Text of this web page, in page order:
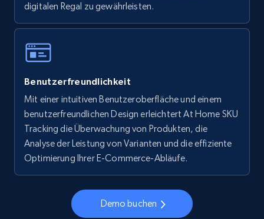
5.6K+ 875+ Jetzt anfangen
specific keywords
URL, Final price, Sku, Currency, Gtin,
Specifications, Image urls, Top reviews, and
more.
5.6K+ 875+ Jetzt anfangen
digitalen Regal zu gewährleisten.
Benutzerfreundlichkeit
Mit einer intuitiven Benutzeroberfläche und einem
benutzerfreundlichen Design erleichtert At Home SKU
Tracking die Überwachung von Produkten, die
Analyse der Leistung von Varianten und die effiziente
Optimierung Ihrer E-Commerce-Abläufe.
Demo buchen